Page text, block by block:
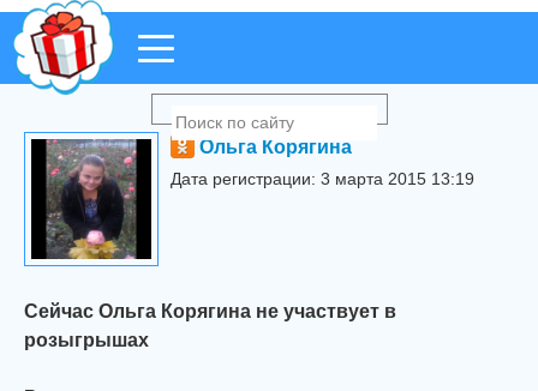
Ольга Корягина
Дата регистрации: 3 марта 2015 13:19
Сейчас Ольга Корягина не участвует в
розыгрышах